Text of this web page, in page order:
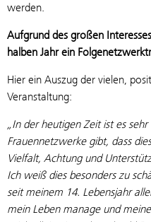
werden.
Aufgrund des großen
halben Jahr ein
Hier ein Auszug der vielen,
Veranstaltung:
„In der heutigen Zeit ist es
Frauennetzwerke gibt, dass
Vielfalt, Achtung und
Ich weiß dies besonders zu
seit meinem 14. Lebensjahr
mein Leben manage und